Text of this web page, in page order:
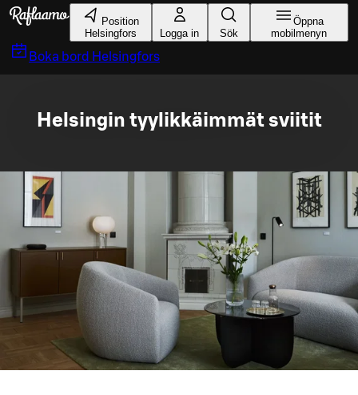
Gå till huvudinnehållet
Position
Helsingfors
Logga in Sök
Öppna
mobilmenyn
Boka bord Helsingfors
Helsingin tyylikkäimmät sviitit